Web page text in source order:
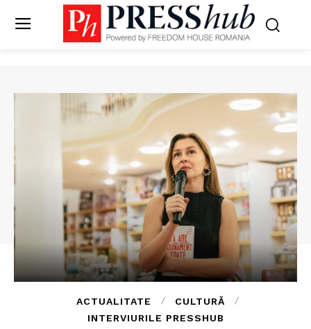
ACTUALITATE
CULTURĂ
INTERVIURILE PRESSHUB